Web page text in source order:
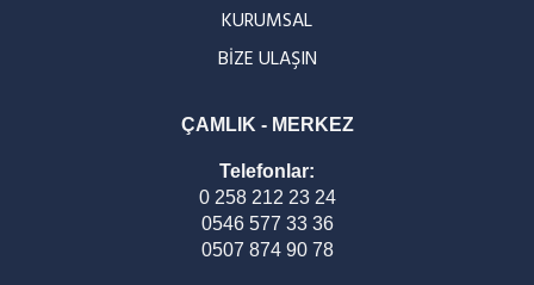
KURUMSAL
BİZE ULAŞIN
ÇAMLIK - MERKEZ
Telefonlar:
0 258 212 23 24
0546 577 33 36
0507 874 90 78